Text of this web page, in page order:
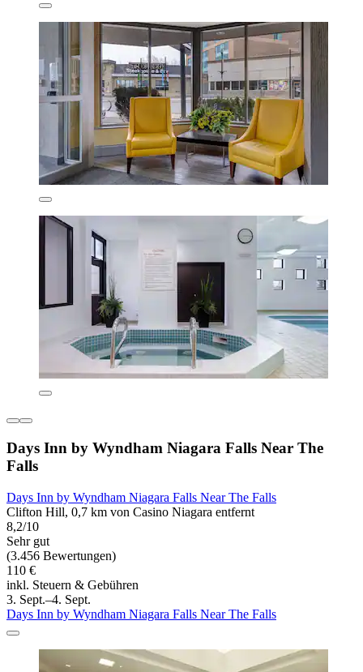
Days Inn by Wyndham Niagara Falls Near The
Falls
Days Inn by Wyndham Niagara Falls Near The Falls
Clifton Hill, 0,7 km von Casino Niagara entfernt
8,2/10
Sehr gut
(3.456 Bewertungen)
110 €
inkl. Steuern & Gebühren
3. Sept.–4. Sept.
Days Inn by Wyndham Niagara Falls Near The Falls